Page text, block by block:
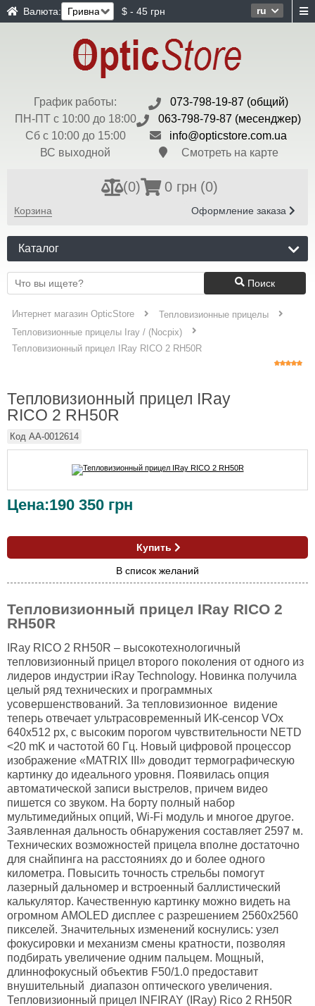
ru
Валюта: $ - 45 грн
График работы:
ПН-ПТ с 10:00 до 18:00
Сб с 10:00 до 15:00
ВС выходной
073-798-19-87 (общий)
063-798-79-87 (месенджер)
info@opticstore.com.ua
Смотреть на карте
(0) 0 грн (0)
Корзина Оформление заказа
Каталог
Поиск
Интернет магазин OpticStore
Тепловизионные прицелы
Тепловизионные прицелы Iray / (Nocpix)
Тепловизионный прицел IRay RICO 2 RH50R
Тепловизионный прицел IRay
RICO 2 RH50R
Код AA-0012614
Цена:190 350 грн
Купить
В список желаний
Тепловизионный прицел IRay RICO 2
RH50R
IRay RICO 2 RH50R – высокотехнологичный
тепловизионный прицел второго поколения от одного из
лидеров индустрии iRay Technology. Новинка получила
целый ряд технических и программных
усовершенствований. За тепловизионное видение
теперь отвечает ультрасовременный ИК-сенсор VOx
640x512 px, с высоким порогом чувствительности NETD
<20 mK и частотой 60 Гц. Новый цифровой процессор
изображение «MATRIX III» доводит термографическую
картинку до идеального уровня. Появилась опция
автоматической записи выстрелов, причем видео
пишется со звуком. На борту полный набор
мультимедийных опций, Wi-Fi модуль и многое другое.
Заявленная дальность обнаружения составляет 2597 м.
Технических возможностей прицела вполне достаточно
для снайпинга на расстояниях до и более одного
километра. Повысить точность стрельбы помогут
лазерный дальномер и встроенный баллистический
калькулятор. Качественную картинку можно видеть на
огромном AMOLED дисплее с разрешением 2560x2560
пикселей. Значительных изменений коснулись: узел
фокусировки и механизм смены кратности, позволяя
подбирать увеличение одним пальцем. Мощный,
длиннофокусный объектив F50/1.0 предоставит
внушительный диапазон оптического увеличения.
Тепловизионный прицел INFIRAY (IRay) Rico 2 RH50R